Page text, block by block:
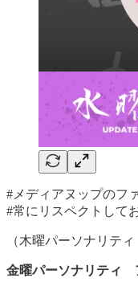
#メディアヌップのフ
#常にリスペクトして
（木曜パーソナリテ
金曜パーソナリティ